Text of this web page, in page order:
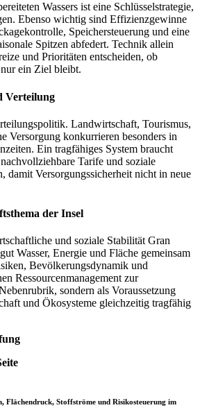
Wassers ist eine Schlüsselstrategie,
Ebenso wichtig sind Effizienzgewinne
Speichersteuerung und eine
Spitzen abfedert. Technik allein
und Prioritäten entscheiden, ob
ein Ziel bleibt.
Verteilung
Landwirtschaft, Tourismus,
Versorgung konkurrieren besonders in
Ein tragfähiges System braucht
Tarife und soziale
damit Versorgungssicherheit nicht in neue
der Insel
und soziale Stabilität Gran
Wasser, Energie und Fläche gemeinsam
Bevölkerungsdynamik und
Ressourcenmanagement zur
sondern als Voraussetzung
und Ökosysteme gleichzeitig tragfähig
Flächendruck, Stoffströme und Risikosteuerung im